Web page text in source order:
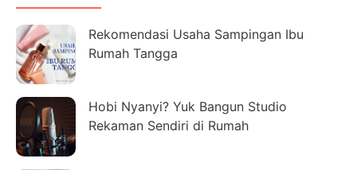
Rekomendasi Usaha Sampingan Ibu
Rumah Tangga
Hobi Nyanyi? Yuk Bangun Studio
Rekaman Sendiri di Rumah